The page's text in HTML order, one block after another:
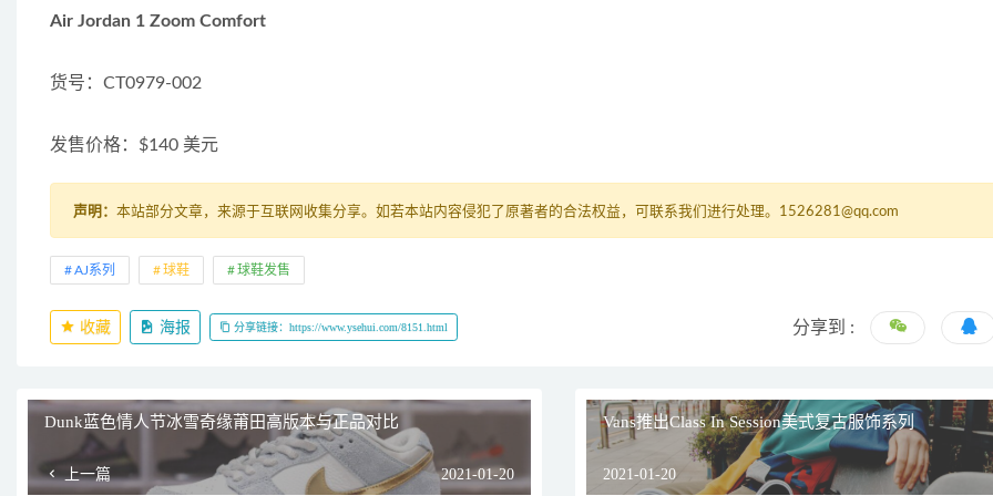
Air Jordan 1 Zoom Comfort
货号：CT0979-002
发售价格：$140 美元
声明： 本站部分文章，来源于互联网收集分享。如若本站内容侵犯了原著者的合法权益，可联系我们进行处理。1526281@qq.com
AJ系列 球鞋 球鞋发售
收藏 海报 分享链接：https://www.ysehui.com/8151.html 分享到 :
Dunk蓝色情人节冰雪奇缘莆田高版本与正品对比
上一篇 2021-01-20
Vans推出Class In Session美式复古服饰系列
2021-01-20